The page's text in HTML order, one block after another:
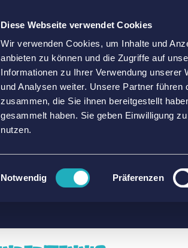
Diese Webseite verwendet Cookies
Wir verwenden Cookies, um Inhalte und
anbieten zu können und die Zugriffe auf
Informationen zu Ihrer Verwendung
und Analysen weiter. Unsere Partner
zusammen, die Sie ihnen bereitgestellt
gesammelt haben. Sie geben Einwilligung
nutzen.
Einwilligungsauswahl
Notwendig Präferenzen